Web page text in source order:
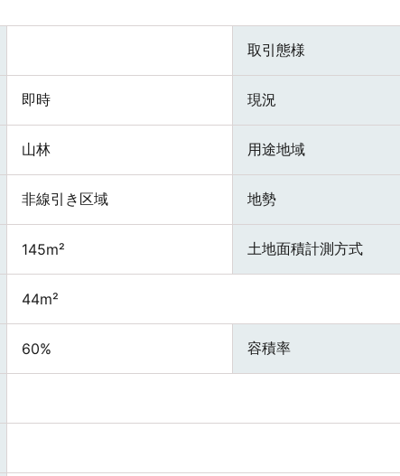
取引態様
即時 現況
山林 用途地域
非線引き区域 地勢
145m² 土地面積計測方式
44m²
60% 容積率